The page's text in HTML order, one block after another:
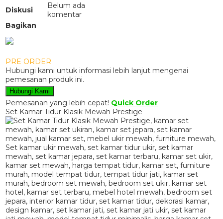
Diskusi
Belum ada
komentar
Bagikan
PRE ORDER
Hubungi kami untuk informasi lebih lanjut mengenai
pemesanan produk ini.
Hubungi Kami
Pemesanan yang lebih cepat! Quick Order
Set Kamar Tidur Klasik Mewah Prestige